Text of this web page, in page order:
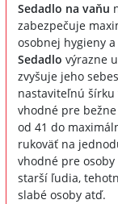
Sedadlo na vaňu
zabezpečuje
osobnej hygieny
Sedadlo výrazne
zvyšuje jeho
nastaviteľnú šírku
vhodné pre
od 41 do
rukoväť na
vhodné pre
starší ľudia,
slabé osoby atď.